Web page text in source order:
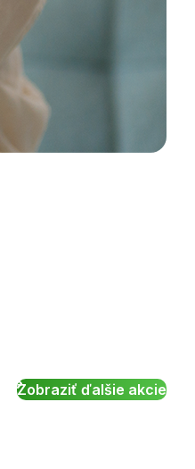
Zobraziť ďalšie akcie